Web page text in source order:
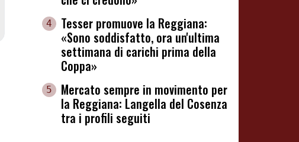
4
Tesser promuove la Reggiana:
«Sono soddisfatto, ora un'ultima
settimana di carichi prima della
Coppa»
5
Mercato sempre in movimento per
la Reggiana: Langella del Cosenza
tra i profili seguiti